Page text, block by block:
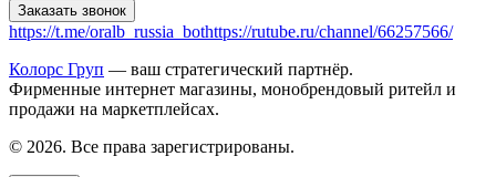
Заказать звонок
https://t.me/oralb_russia_bothttps://rutube.ru/channel/66257566/
Колорс Груп — ваш стратегический партнёр.
Фирменные интернет магазины, монобрендовый ритейл и
продажи на маркетплейсах.
© 2026. Все права зарегистрированы.